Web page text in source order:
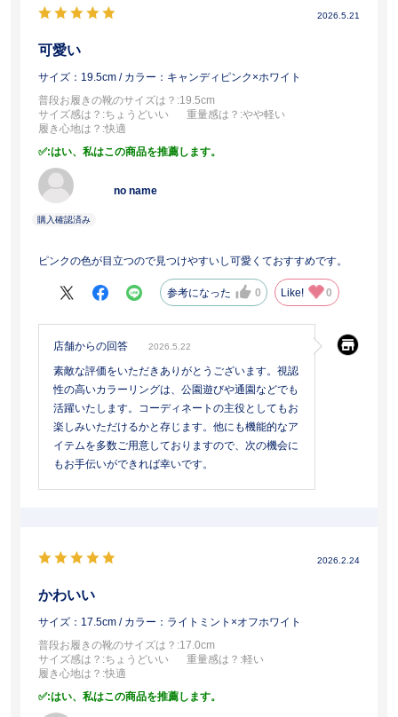
2026.5.21
可愛い
サイズ：19.5cm / カラー：キャンディピンク×ホワイト
普段お履きの靴のサイズは？ :19.5cm
サイズ感は？ :ちょうどいい 重量感は？ :やや軽い
履き心地は？ :快適
:はい、私はこの商品を推薦します。
no name
ピンクの色が目立つので見つけやすいし可愛くておすすめです。
参考になった 0 Like! 0
店舗からの回答 2026.5.22
素敵な評価をいただきありがとうございます。視認
性の高いカラーリングは、公園遊びや通園などでも
活躍いたします。コーディネートの主役としてもお
楽しみいただけるかと存じます。他にも機能的なア
イテムを多数ご用意しておりますので、次の機会に
もお手伝いができれば幸いです。
2026.2.24
かわいい
サイズ：17.5cm / カラー：ライトミント×オフホワイト
普段お履きの靴のサイズは？ :17.0cm
サイズ感は？ :ちょうどいい 重量感は？ :軽い
履き心地は？ :快適
:はい、私はこの商品を推薦します。